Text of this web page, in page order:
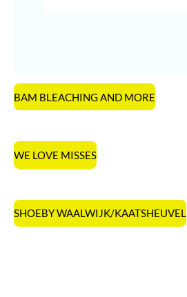
BAM BLEACHING AND MORE
WE LOVE MISSES
SHOEBY WAALWIJK/KAATSHEUVEL